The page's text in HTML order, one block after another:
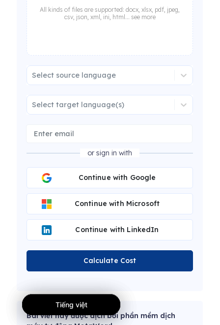
All kinds of files are supported: docx, xlsx, pdf, jpeg,
csv, json, xml, ini, html... see more
Select source language
Select target language(s)
or sign in with
Continue with Google
Continue with Microsoft
Continue with LinkedIn
Calculate Cost
Bài viết này được dịch bởi phần mềm dịch
Tiếng việt
Tiếng việt
Tiếng việt